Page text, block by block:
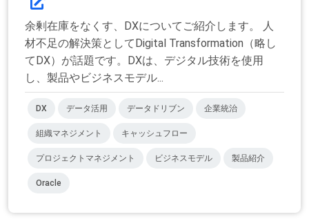
余剰在庫をなくす、DXについてご紹介します。 人
材不足の解決策としてDigital Transformation（略し
てDX）が話題です。DXは、デジタル技術を使用
し、製品やビジネスモデル...
DX データ活用 データドリブン 企業統治
組織マネジメント キャッシュフロー
プロジェクトマネジメント ビジネスモデル 製品紹介
Oracle